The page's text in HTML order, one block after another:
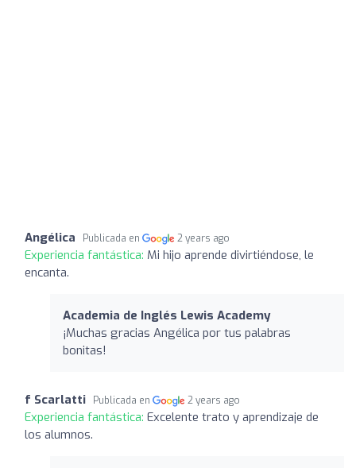
Angélica Publicada en 2 years ago
Experiencia fantástica: Mi hijo aprende divirtiéndose, le
encanta.
Academia de Inglés Lewis Academy
¡Muchas gracias Angélica por tus palabras
bonitas!
f Scarlatti Publicada en 2 years ago
Experiencia fantástica: Excelente trato y aprendizaje de
los alumnos.